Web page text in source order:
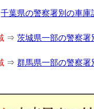
千葉県の警察署別の車庫
⇒茨城県一部の警察
⇒群馬県一部の警察